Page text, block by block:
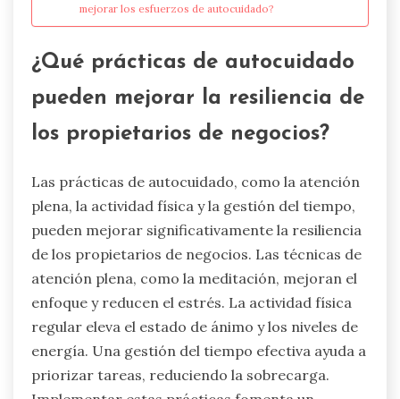
mejorar los esfuerzos de autocuidado?
¿Qué prácticas de autocuidado
pueden mejorar la resiliencia de
los propietarios de negocios?
Las prácticas de autocuidado, como la atención
plena, la actividad física y la gestión del tiempo,
pueden mejorar significativamente la resiliencia
de los propietarios de negocios. Las técnicas de
atención plena, como la meditación, mejoran el
enfoque y reducen el estrés. La actividad física
regular eleva el estado de ánimo y los niveles de
energía. Una gestión del tiempo efectiva ayuda a
priorizar tareas, reduciendo la sobrecarga.